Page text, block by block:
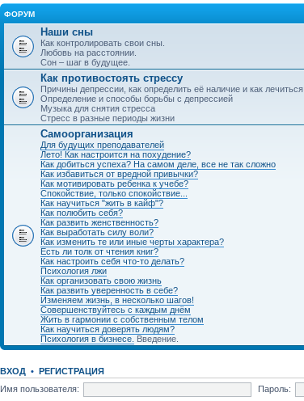
ФОРУМ
Наши сны
Как контролировать свои сны.
Любовь на расстоянии.
Сон – шаг в будущее.
Как противостоять стрессу
Причины депрессии, как определить её наличие и как лечиться.
Определение и способы борьбы с депрессией
Музыка для снятия стресса
Стресс в разные периоды жизни
Самоорганизация
Для будущих преподавателей
Лето! Как настроится на похудение?
Как добиться успеха? На самом деле, все не так сложно
Как избавиться от вредной привычки?
Как мотивировать ребенка к учебе?
Спокойствие, только спокойствие...
Как научиться "жить в кайф"?
Как полюбить себя?
Как развить женственность?
Как выработать силу воли?
Как изменить те или иные черты характера?
Есть ли толк от чтения книг?
Как настроить себя что-то делать?
Психология лжи
Как организовать свою жизнь
Как развить уверенность в себе?
Изменяем жизнь, в несколько шагов!
Совершенствуйтесь с каждым днём
Жить в гармонии с собственным телом
Как научиться доверять людям?
Психология в бизнесе. Введение.
ВХОД • РЕГИСТРАЦИЯ
Имя пользователя:
Пароль: